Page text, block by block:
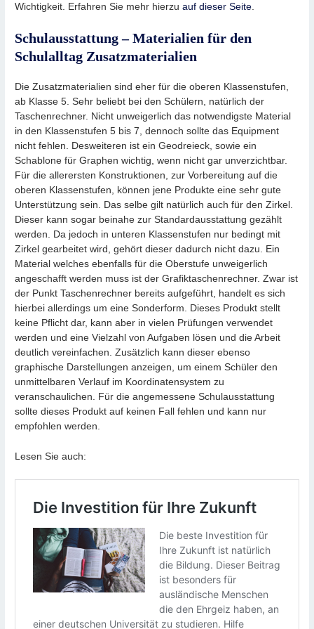
Wichtigkeit. Erfahren Sie mehr hierzuauf dieser Seite
Schulausstattung – Materialien für den
Schulalltag Zusatzmaterialien
Die Zusatzmaterialien sind eher für die oberen Klassenstufen,
ab Klasse 5. Sehr beliebt bei den Schülern, natürlich der
Taschenrechner. Nicht unweigerlich das notwendigste Material
in den Klassenstufen 5 bis 7, dennoch sollte das Equipment
nicht fehlen. Desweiteren ist ein Geodreieck, sowie ein
Schablone für Graphen wichtig, wenn nicht gar unverzichtbar.
Für die allerersten Konstruktionen, zur Vorbereitung auf die
oberen Klassenstufen, können jene Produkte eine sehr gute
Unterstützung sein. Das selbe gilt natürlich auch für den Zirkel.
Dieser kann sogar beinahe zur Standardausstattung gezählt
werden. Da jedoch in unteren Klassenstufen nur bedingt mit
Zirkel gearbeitet wird, gehört dieser dadurch nicht dazu. Ein
Material welches ebenfalls für die Oberstufe unweigerlich
angeschafft werden muss ist der Grafiktaschenrechner. Zwar ist
der Punkt Taschenrechner bereits aufgeführt, handelt es sich
hierbei allerdings um eine Sonderform. Dieses Produkt stellt
keine Pflicht dar, kann aber in vielen Prüfungen verwendet
werden und eine Vielzahl von Aufgaben lösen und die Arbeit
deutlich vereinfachen. Zusätzlich kann dieser ebenso
graphische Darstellungen anzeigen, um einem Schüler den
unmittelbaren Verlauf im Koordinatensystem zu
veranschaulichen. Für die angemessene Schulausstattung
sollte dieses Produkt auf keinen Fall fehlen und kann nur
empfohlen werden.
Lesen Sie auch: